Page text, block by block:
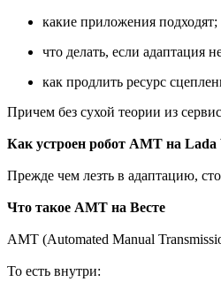
какие приложения подходят;
что делать, если адаптация
как продлить ресурс
Причем без сухой теории из
Как устроен робот AMT на Lada
Прежде чем лезть в адаптацию,
Что такое AMT на Весте
AMT (Automated Manual
То есть внутри: